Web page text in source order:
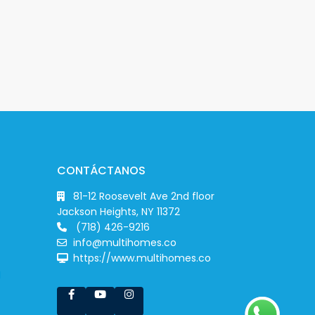
CONTÁCTANOS
81-12 Roosevelt Ave 2nd floor
Jackson Heights, NY 11372
(718) 426-9216
info@multihomes.co
https://www.multihomes.co